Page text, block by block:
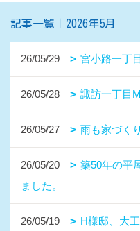
記事一覧｜2026年5月
26/05/29 宮小路一丁
26/05/28 諏訪一丁目
26/05/27 雨も家づく
26/05/20
築50年の平
ました。
26/05/19 H様邸、大